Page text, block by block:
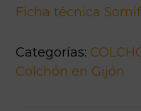
Ficha técnica
Categorías:
Colchón en Gijón